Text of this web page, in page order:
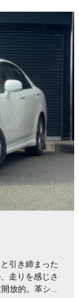
引き締まった
走りを感じさ
放的。革シー